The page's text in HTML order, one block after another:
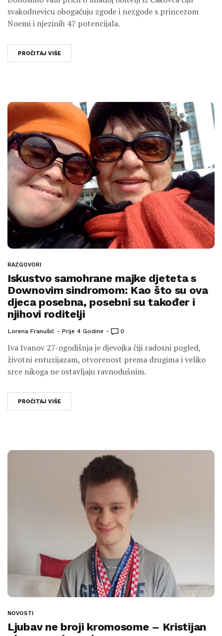
svakodnevicu obogaćuju zgode i nezgode s princezom
Noemi i njezinih 47 potencijala.
PROČITAJ VIŠE
RAZGOVORI
Iskustvo samohrane majke djeteta s
Downovim sindromom: Kao što su ova
djeca posebna, posebni su također i
njihovi roditelji
Lorena Franušić Prije 4 Godine 0
Iva Ivanov 27-ogodišnja je djevojka čiji radosni pogled,
životni entuzijazam, otvorenost prema drugima i veliko
srce nikoga ne ostavljaju ravnodušnim.
PROČITAJ VIŠE
NOVOSTI
Ljubav ne broji kromosome – Kristijan